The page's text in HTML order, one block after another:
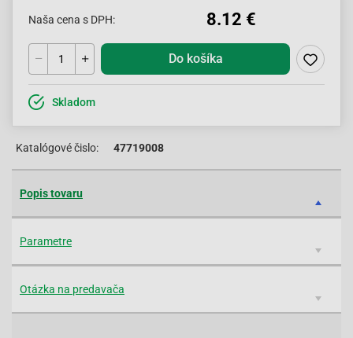
Naša cena s DPH: 8.12 €
Do košíka
Skladom
Katalógové čislo: 47719008
Popis tovaru
Parametre
Otázka na predavača